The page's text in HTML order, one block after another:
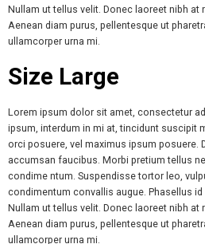
Nullam ut tellus velit. Donec laoreet nibh at
Aenean diam purus, pellentesque ut
ullamcorper urna mi.
Size Large
Lorem ipsum dolor sit amet, consectetur
ipsum, interdum in mi at, tincidunt suscipit
orci posuere, vel maximus ipsum posuere.
accumsan faucibus. Morbi pretium tellus
condime ntum. Suspendisse tortor leo,
condimentum convallis augue. Phasellus
Nullam ut tellus velit. Donec laoreet nibh at
Aenean diam purus, pellentesque ut
ullamcorper urna mi.